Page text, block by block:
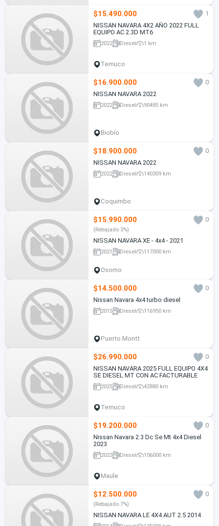
$15.490.000
1
NISSAN NAVARA 4X2 AÑO 2022 FULL
EQUIPO AC 2.3D MT6
2022 Diesel 1 km
Temuco
$16.900.000
0
NISSAN NAVARA 2022
2022 Diesel 90485 km
Biobío
$18.900.000
0
NISSAN NAVARA 2022
2022 Diesel 140309 km
Coquimbo
$15.990.000 0
(Rebajado 3%)
NISSAN NAVARA XE - 4x4 - 2021
2021 Diesel 117000 km
Osorno
$14.500.000
0
Nissan Navara 4x4 turbo diesel
2015 Diesel 116950 km
Puerto Montt
$26.990.000
0
NISSAN NAVARA 2025 FULL EQUIPO 4X4
SE DIESEL MT CON AC FACTURABLE
2025 Diesel 42880 km
Temuco
$19.200.000
0
Nissan Navara 2.3 Dc Se Mt 4x4 Diesel
2023
2023 Diesel 106000 km
Maule
$12.500.000 0
(Rebajado 7%)
NISSAN NAVARA LE 4X4 AUT 2.5 2014